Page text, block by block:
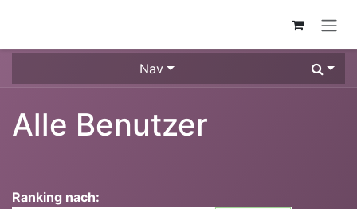
Nav
Alle Benutzer
Ranking nach: